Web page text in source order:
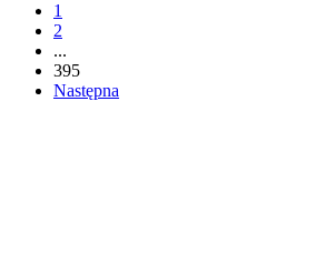
1
2
...
395
Następna